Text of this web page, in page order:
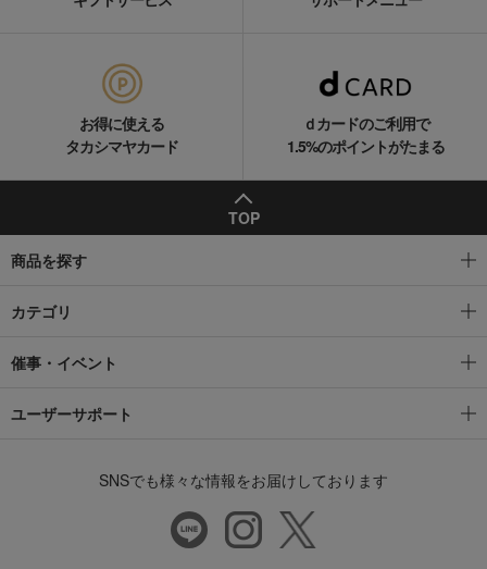
お得に使える
タカシマヤカード
ｄカードのご利用で
1.5%のポイントがたまる
TOP
商品を探す
カテゴリ
催事・イベント
ユーザーサポート
SNSでも様々な情報をお届けしております